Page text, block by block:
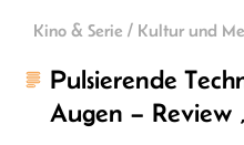
Kino & Serie / Kultur und
Pulsierende
Augen – Review